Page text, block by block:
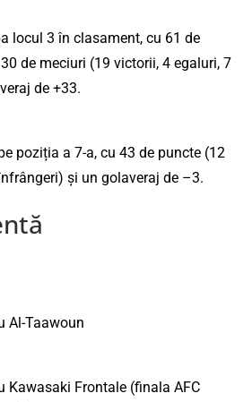
locul 3în clasament, cu 61 de
30 de meciuri (19 victorii, 4 egaluri, 7
de +33.
poziția a 7-a, cu 43 de puncte (12
și un golaveraj de –3.
Al-Taawoun
Kawasaki Frontale (finala AFC